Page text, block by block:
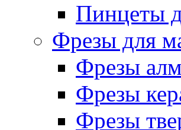
Пинцеты
Фрезы для
Фрезы
Фрезы
Фрезы